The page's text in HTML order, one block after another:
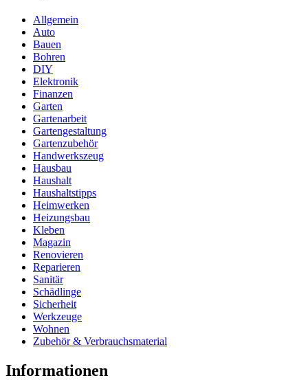
Allgemein
Auto
Bauen
Bohren
DIY
Elektronik
Finanzen
Garten
Gartenarbeit
Gartengestaltung
Gartenzubehör
Handwerkszeug
Hausbau
Haushalt
Haushaltstipps
Heimwerken
Heizungsbau
Kleben
Magazin
Renovieren
Reparieren
Sanitär
Schädlinge
Sicherheit
Werkzeuge
Wohnen
Zubehör & Verbrauchsmaterial
Informationen